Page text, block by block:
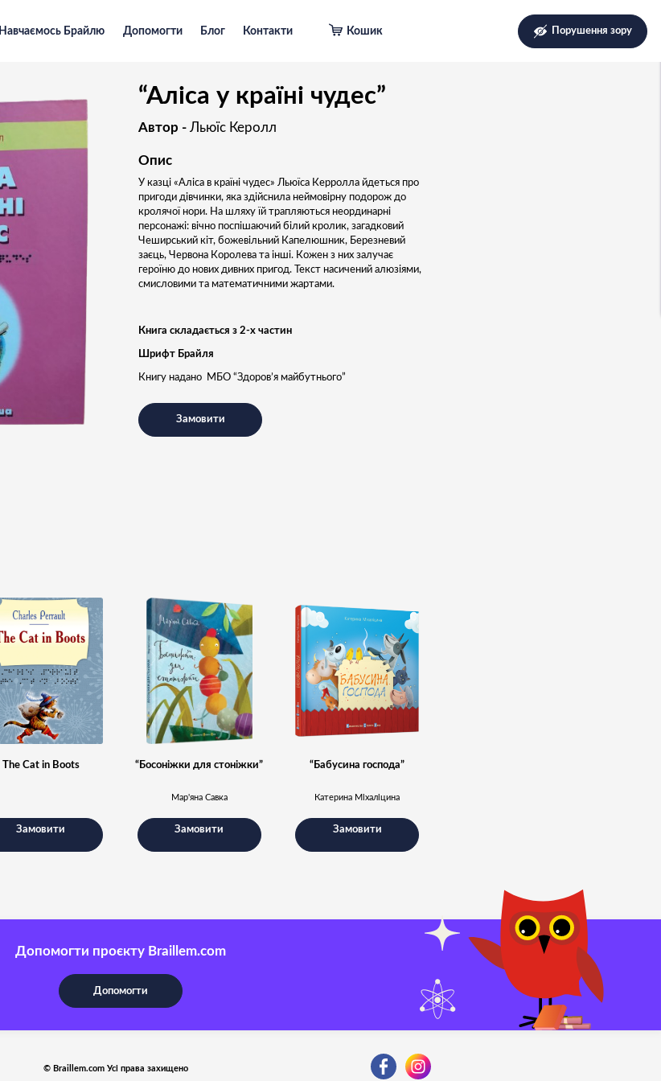
Навчаємось Брайлю Допомогти Блог Контакти Кошик
Порушення зору
“Аліса у країні чудес”
Автор -Льюїс Керолл
Опис
У казці «Аліса в країні чудес» Льюїса Керролла йдеться про
пригоди дівчинки, яка здійснила неймовірну подорож до
кролячої нори. На шляху їй трапляються неординарні
персонажі: вічно поспішаючий білий кролик, загадковий
Чеширський кіт, божевільний Капелюшник, Березневий
заєць, Червона Королева та інші. Кожен з них залучає
героїню до нових дивних пригод. Текст насичений алюзіями,
смисловими та математичними жартами.
Книга складається з 2-х частин
Шрифт Брайля
Книгу надано МБО “Здоров’я майбутнього”
Замовити
The Cat in Boots
Замовити
“Босоніжки для стоніжки”
Мар'яна Савка
Замовити
“Бабусина господа”
Катерина Міхаліцина
Замовити
Допомогти проєкту Braillem.com
Допомогти
© Braillem.com Усі права захищено